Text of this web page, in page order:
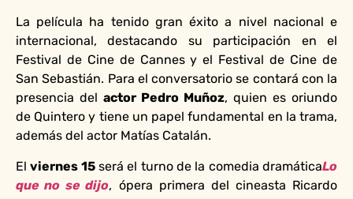
La película ha tenido gran éxito a nivel nacional e
internacional, destacando su participación en el
Festival de Cine de Cannes y el Festival de Cine de
San Sebastián. Para el conversatorio se contará con la
presencia del actor Pedro Muñoz, quien es oriundo
de Quintero y tiene un papel fundamental en la trama,
además del actor Matías Catalán.
Elviernes 15será el turno de la comedia dramáticaLo
que no se dijo, ópera primera del cineasta Ricardo